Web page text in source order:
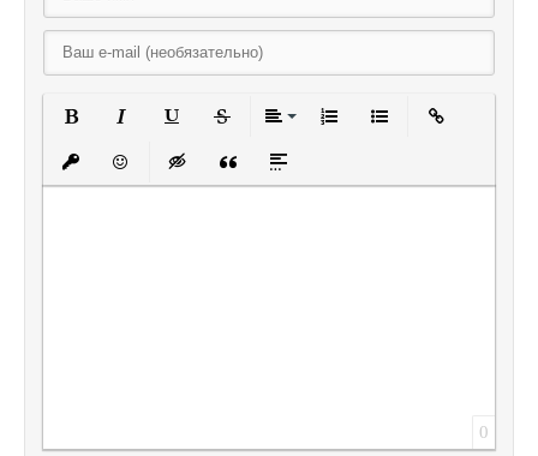
Вставить защищенную ссылку
Вставить смайлик
Вставка скрытого текста
Вставка цитаты
Вставка спойлера
0